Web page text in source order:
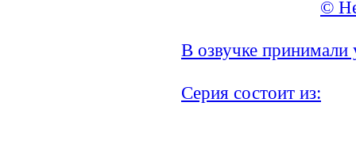
©
В озвучке принимали
Серия состоит из: